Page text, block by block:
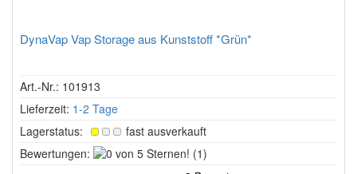
DynaVap Vap Storage aus Kunststoff *Grün*
Art.-Nr.: 101913
Lieferzeit: 1-2 Tage
Lagerstatus:
fast ausverkauft
Bewertungen:
0(1)